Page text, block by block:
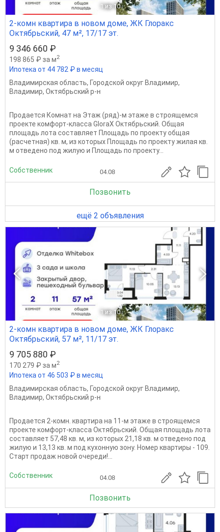
1 из 10
2-комн квартира в новом доме, ЖК Глоракс
Октябрьский, 47 м², 17/17 эт.
9 346 660 ₽
198 865 ₽ за м2
Ипотека от 44 782 ₽ в месяц
Владимирская область, Городской округ Владимир,
Владимир, Октябрьский р-н
Продается Комнат на Этаж (ряд)-м этаже в строящемся
проекте комфорт-класса GloraX Октябрьский. Общая
площадь лота составляет Площадь по проекту общая
(расчетная) кв. м, из которых Площадь по проекту жилая кв.
м отведено под жилую и Площадь по проекту...
Собственник 04.08
Позвонить
ещё 2 объявления
1 из 10
2-комн квартира в новом доме, ЖК Глоракс
Октябрьский, 57 м², 11/17 эт.
9 705 880 ₽
170 279 ₽ за м2
Ипотека от 46 503 ₽ в месяц
Владимирская область, Городской округ Владимир,
Владимир, Октябрьский р-н
Продается 2-комн. квартира на 11-м этаже в строящемся
проекте комфорт-класса Октябрьский. Общая площадь лота
составляет 57,48 кв. м, из которых 21,18 кв. м отведено под
жилую и 13,13 кв. м под кухонную зону. Номер квартиры - 109.
Старт продаж новой очереди!...
Собственник 04.08
Позвонить